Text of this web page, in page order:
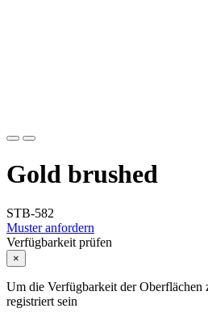
Gold brushed
STB-582
Muster anfordern
Verfügbarkeit prüfen
×
Um die Verfügbarkeit der Oberflächen
registriert sein